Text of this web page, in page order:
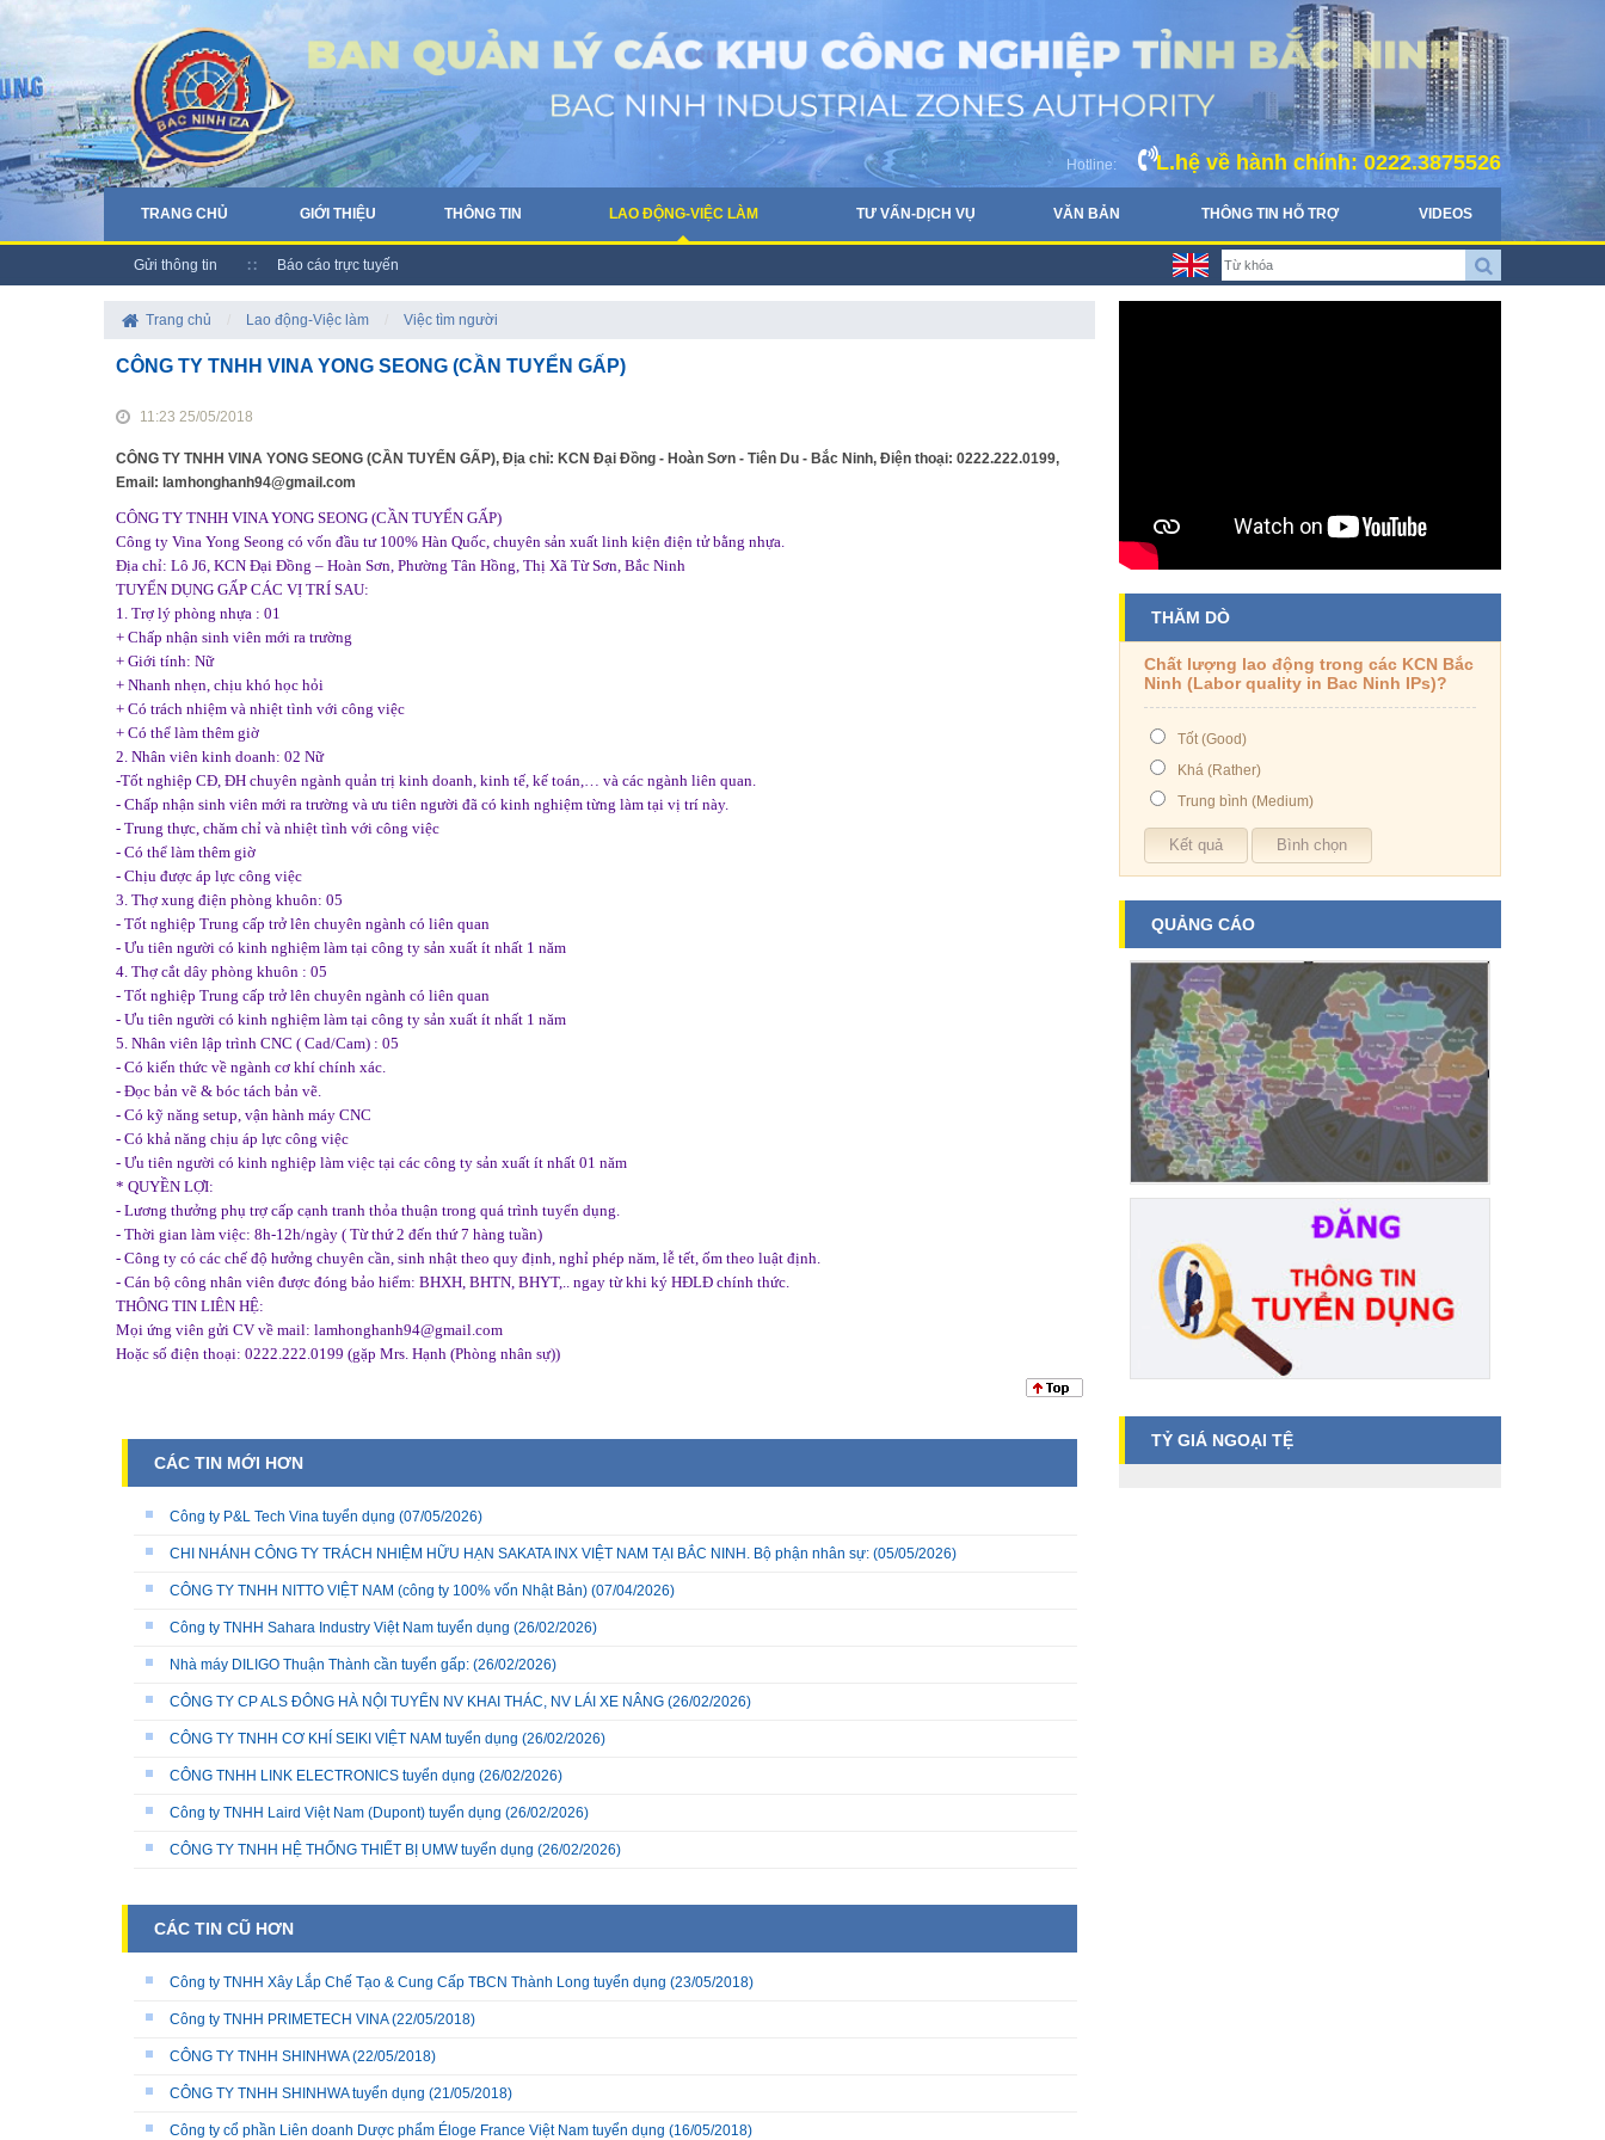
Hotline: L.hệ về hành chính: 0222.3875526
TRANG CHỦ GIỚI THIỆU THÔNG TIN LAO ĐỘNG-VIỆC LÀM TƯ VẤN-DỊCH VỤ VĂN BẢN THÔNG TIN HỖ TRỢ VIDEOS
Gửi thông tin Báo cáo trực tuyến
Trang chủ Lao động-Việc làm Việc tìm người
CÔNG TY TNHH VINA YONG SEONG (CẦN TUYỂN GẤP)
11:23 25/05/2018
CÔNG TY TNHH VINA YONG SEONG (CẦN TUYỂN GẤP), Địa chỉ: KCN Đại Đồng - Hoàn Sơn - Tiên Du - Bắc Ninh, Điện thoại: 0222.222.0199,
Email: lamhonghanh94@gmail.com
CÔNG TY TNHH VINA YONG SEONG (CẦN TUYỂN GẤP)
Công ty Vina Yong Seong có vốn đầu tư 100% Hàn Quốc, chuyên sản xuất linh kiện điện tử bằng nhựa.
Địa chỉ: Lô J6, KCN Đại Đồng – Hoàn Sơn, Phường Tân Hồng, Thị Xã Từ Sơn, Bắc Ninh
TUYỂN DỤNG GẤP CÁC VỊ TRÍ SAU:
1. Trợ lý phòng nhựa : 01
+ Chấp nhận sinh viên mới ra trường
+ Giới tính: Nữ
+ Nhanh nhẹn, chịu khó học hỏi
+ Có trách nhiệm và nhiệt tình với công việc
+ Có thể làm thêm giờ
2. Nhân viên kinh doanh: 02 Nữ
-Tốt nghiệp CĐ, ĐH chuyên ngành quản trị kinh doanh, kinh tế, kế toán,… và các ngành liên quan.
- Chấp nhận sinh viên mới ra trường và ưu tiên người đã có kinh nghiệm từng làm tại vị trí này.
- Trung thực, chăm chỉ và nhiệt tình với công việc
- Có thể làm thêm giờ
- Chịu được áp lực công việc
3. Thợ xung điện phòng khuôn: 05
- Tốt nghiệp Trung cấp trở lên chuyên ngành có liên quan
- Ưu tiên người có kinh nghiệm làm tại công ty sản xuất ít nhất 1 năm
4. Thợ cắt dây phòng khuôn : 05
- Tốt nghiệp Trung cấp trở lên chuyên ngành có liên quan
- Ưu tiên người có kinh nghiệm làm tại công ty sản xuất ít nhất 1 năm
5. Nhân viên lập trình CNC ( Cad/Cam) : 05
- Có kiến thức về ngành cơ khí chính xác.
- Đọc bản vẽ & bóc tách bản vẽ.
- Có kỹ năng setup, vận hành máy CNC
- Có khả năng chịu áp lực công việc
- Ưu tiên người có kinh nghiệp làm việc tại các công ty sản xuất ít nhất 01 năm
* QUYỀN LỢI:
- Lương thưởng phụ trợ cấp cạnh tranh thỏa thuận trong quá trình tuyển dụng.
- Thời gian làm việc: 8h-12h/ngày ( Từ thứ 2 đến thứ 7 hàng tuần)
- Công ty có các chế độ hưởng chuyên cần, sinh nhật theo quy định, nghỉ phép năm, lễ tết, ốm theo luật định.
- Cán bộ công nhân viên được đóng bảo hiểm: BHXH, BHTN, BHYT,.. ngay từ khi ký HĐLĐ chính thức.
THÔNG TIN LIÊN HỆ:
Mọi ứng viên gửi CV về mail: lamhonghanh94@gmail.com
Hoặc số điện thoại: 0222.222.0199 (gặp Mrs. Hạnh (Phòng nhân sự))
CÁC TIN MỚI HƠN
Công ty P&L Tech Vina tuyển dụng (07/05/2026)
CHI NHÁNH CÔNG TY TRÁCH NHIỆM HỮU HẠN SAKATA INX VIỆT NAM TẠI BẮC NINH. Bộ phận nhân sự: (05/05/2026)
CÔNG TY TNHH NITTO VIỆT NAM (công ty 100% vốn Nhật Bản) (07/04/2026)
Công ty TNHH Sahara Industry Việt Nam tuyển dụng (26/02/2026)
Nhà máy DILIGO Thuận Thành cần tuyển gấp: (26/02/2026)
CÔNG TY CP ALS ĐÔNG HÀ NỘI TUYỂN NV KHAI THÁC, NV LÁI XE NÂNG (26/02/2026)
CÔNG TY TNHH CƠ KHÍ SEIKI VIỆT NAM tuyển dụng (26/02/2026)
CÔNG TNHH LINK ELECTRONICS tuyển dụng (26/02/2026)
Công ty TNHH Laird Việt Nam (Dupont) tuyển dụng (26/02/2026)
CÔNG TY TNHH HỆ THỐNG THIẾT BỊ UMW tuyển dụng (26/02/2026)
CÁC TIN CŨ HƠN
Công ty TNHH Xây Lắp Chế Tạo & Cung Cấp TBCN Thành Long tuyển dụng (23/05/2018)
Công ty TNHH PRIMETECH VINA(22/05/2018)
CÔNG TY TNHH SHINHWA(22/05/2018)
CÔNG TY TNHH SHINHWA tuyển dụng (21/05/2018)
Công ty cổ phần Liên doanh Dược phẩm Éloge France Việt Nam tuyển dụng (16/05/2018)
THĂM DÒ
Chất lượng lao động trong các KCN Bắc
Ninh (Labor quality in Bac Ninh IPs)?
Tốt (Good)
Khá (Rather)
Trung bình (Medium)
QUẢNG CÁO
TỶ GIÁ NGOẠI TỆ